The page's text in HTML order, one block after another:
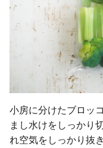
小房に分けたブロッ
まし水けをしっかり
れ空気をしっかり抜